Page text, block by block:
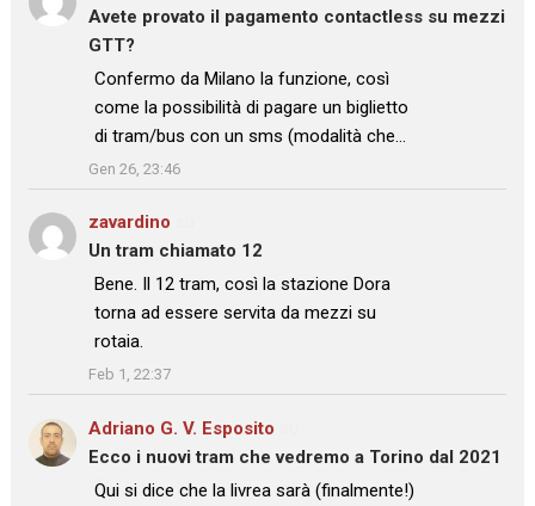
Avete provato il pagamento contactless su mezzi
GTT?
: “
Confermo da Milano la funzione, così
come la possibilità di pagare un biglietto
di tram/bus con un sms (modalità che…
”
Gen 26, 23:46
zavardino
Un tram chiamato 12
: “
Bene. Il 12 tram, così la stazione Dora
torna ad essere servita da mezzi su
rotaia.
”
Feb 1, 22:37
Adriano G. V. Esposito
Ecco i nuovi tram che vedremo a Torino dal 2021
: “
Qui si dice che la livrea sarà (finalmente!)